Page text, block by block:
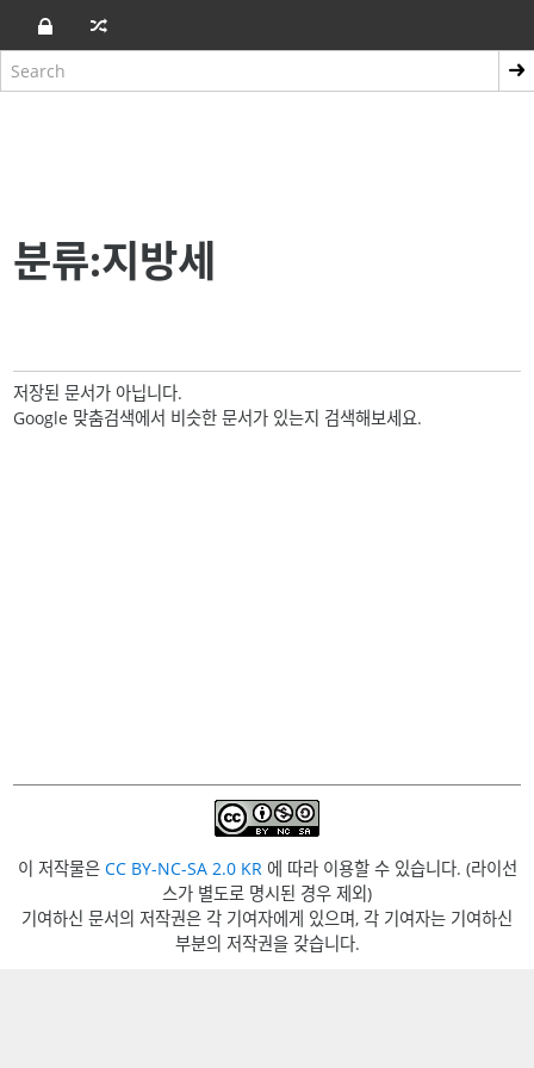
분류:지방세
저장된 문서가 아닙니다.
Google 맞춤검색에서 비슷한 문서가 있는지 검색해보세요.
이 저작물은 CC BY-NC-SA 2.0 KR 에 따라 이용할 수 있습니다. (라이선
스가 별도로 명시된 경우 제외)
기여하신 문서의 저작권은 각 기여자에게 있으며, 각 기여자는 기여하신
부분의 저작권을 갖습니다.